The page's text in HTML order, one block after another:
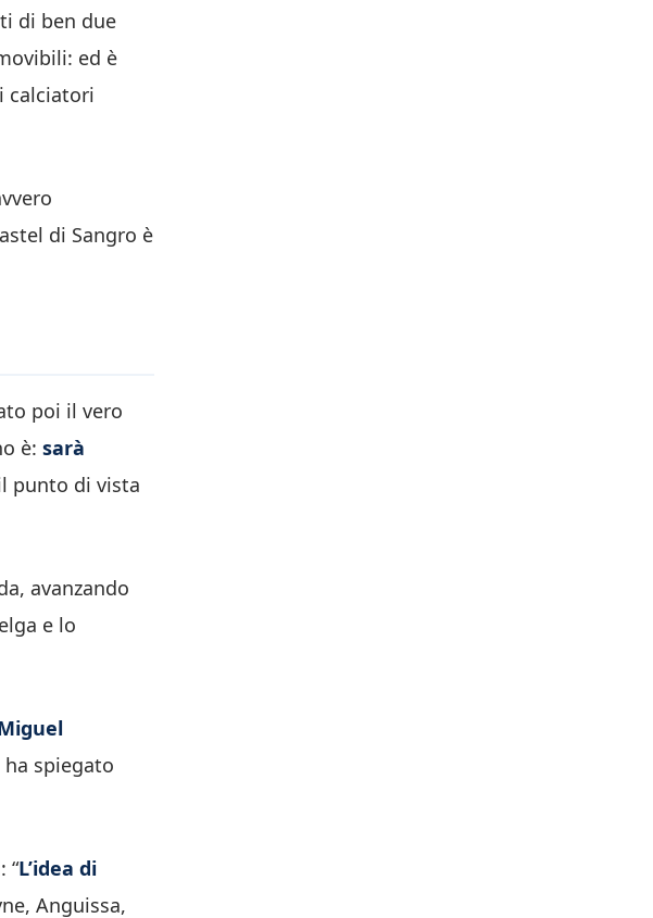
di ben due
ed è
calciatori
di Sangro è
poi il vero
è: sarà
punto di vista
avanzando
e lo
spiegato
“L’idea di
Anguissa,